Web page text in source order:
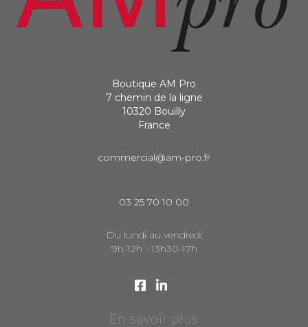
Boutique AM Pro
7 chemin de la ligne
10320 Bouilly
France
commercial@am-pro.fr
03 25 70 10 00
Du lundi au vendredi
9h-12h - 13h30-17h
En savoir plus